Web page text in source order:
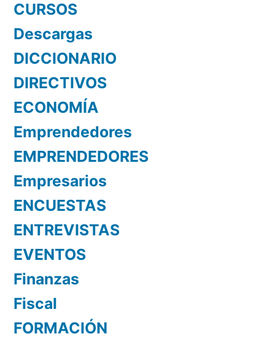
CURSOS
Descargas
DICCIONARIO
DIRECTIVOS
ECONOMÍA
Emprendedores
EMPRENDEDORES
Empresarios
ENCUESTAS
ENTREVISTAS
EVENTOS
Finanzas
Fiscal
FORMACIÓN